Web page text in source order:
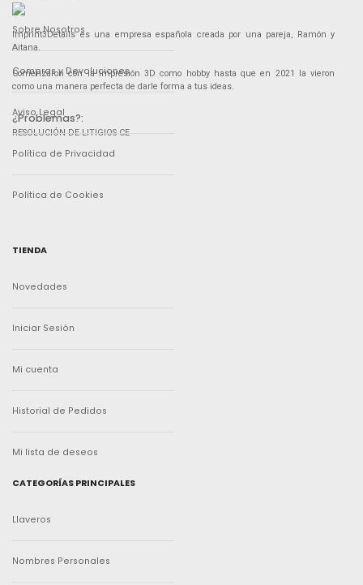
Imprint3Details es una empresa española creada por una pareja, Ramón y
Aitana.
Comenzaron con la impresión 3D como hobby hasta que en 2021 la vieron
como una manera perfecta de darle forma a tus ideas.
¿Problemas?:
RESOLUCIÓN DE LITIGIOS CE
Sobre Nosotros
Compras y Devoluciones
Aviso Legal
Política de Privacidad
Política de Cookies
TIENDA
Novedades
Iniciar Sesión
Mi cuenta
Historial de Pedidos
Mi lista de deseos
CATEGORÍAS PRINCIPALES
Llaveros
Nombres Personales